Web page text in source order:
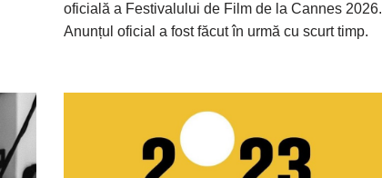
oficială a Festivalului de Film de la Cannes 2026.
Anunțul oficial a fost făcut în urmă cu scurt timp.